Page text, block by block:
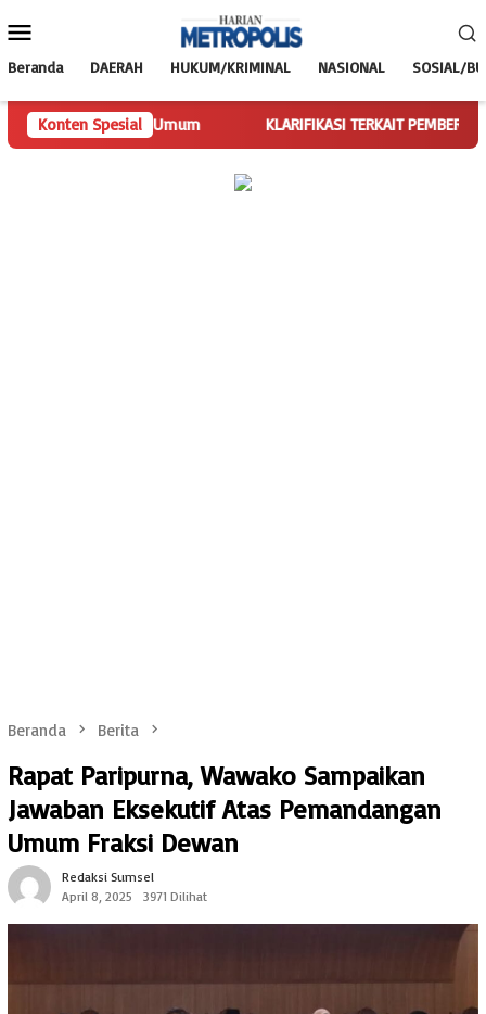
ke
Mobile
Beranda DAERAH HUKUM/KRIMINAL NASIONAL SOSIAL/
Konten Spesial
Ketua Umum KLARIFIKASI TERKAIT PEMBERITAAN
Beranda Berita
Rapat Paripurna, Wawako Sampaikan
Jawaban Eksekutif Atas Pemandangan
Umum Fraksi Dewan
Redaksi Sumsel
April 8, 2025
3971 Dilihat